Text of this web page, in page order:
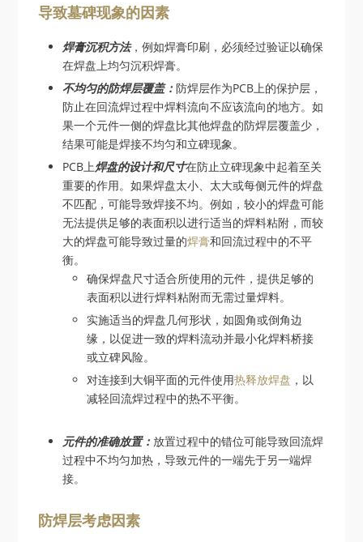
导致墓碑现象的因素
焊膏沉积方法，例如焊膏印刷，必须经过验证以确保
在焊盘上均匀沉积焊膏。
不均匀的防焊层覆盖：防焊层作为PCB上的保护层，
防止在回流焊过程中焊料流向不应该流向的地方。如
果一个元件一侧的焊盘比其他焊盘的防焊层覆盖少，
结果可能是焊接不均匀和立碑现象。
PCB上焊盘的设计和尺寸在防止立碑现象中起着至关
重要的作用。如果焊盘太小、太大或每侧元件的焊盘
不匹配，可能导致焊接不均。例如，较小的焊盘可能
无法提供足够的表面积以进行适当的焊料粘附，而较
大的焊盘可能导致过量的焊膏和回流过程中的不平
衡。
确保焊盘尺寸适合所使用的元件，提供足够的
表面积以进行焊料粘附而无需过量焊料。
实施适当的焊盘几何形状，如圆角或倒角边
缘，以促进一致的焊料流动并最小化焊料桥接
或立碑风险。
对连接到大铜平面的元件使用热释放焊盘 ，以
减轻回流焊过程中的热不平衡。
元件的准确放置： 放置过程中的错位可能导致回流焊
过程中不均匀加热，导致元件的一端先于另一端焊
接。
防焊层考虑因素